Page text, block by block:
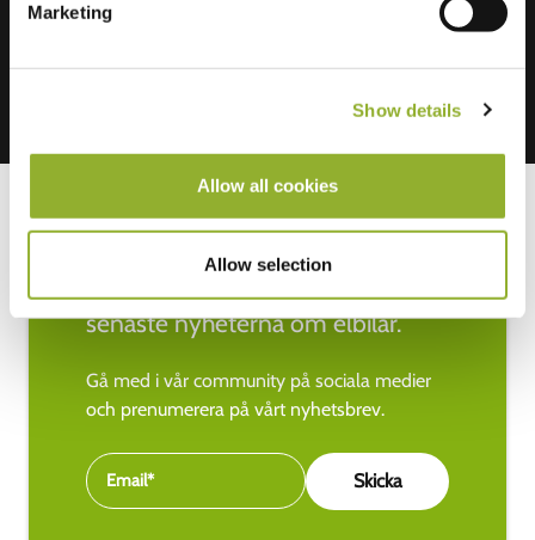
Marketing
Show details
Allow all cookies
Allow selection
Håll dig uppdaterad med de
senaste nyheterna om elbilar.
Gå med i vår community på sociala medier
och prenumerera på vårt nyhetsbrev.